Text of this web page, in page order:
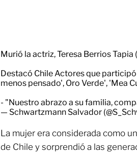
Murió la actriz, Teresa Berrios Tapia
Destacó Chile Actores que
menos pensado', Oro Verde', 'Mea
- "Nuestro abrazo a su familia,
— Schwartzmann Salvador
La mujer era considerada como
de Chile y sorprendió a las